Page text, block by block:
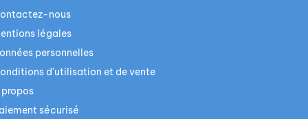
nous
légales
personnelles
d'utilisation et de vente
propos
sécurisé